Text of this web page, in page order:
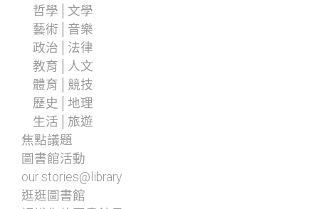
哲學│文學
藝術│音樂
政治│法律
教育│人文
體育│競技
歷史│地理
生活│旅遊
焦點議題
圖書館活動
our stories@library
逛逛圖書館